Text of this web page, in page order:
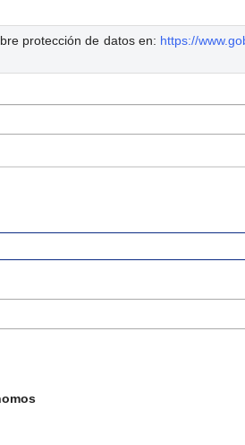
protección de datos en: https://